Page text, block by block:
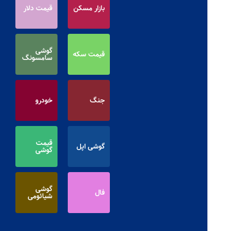
بازار مسکن قیمت دلار
قیمت سکه گوشی
سامسونگ
گوشی اپل
شیائومی